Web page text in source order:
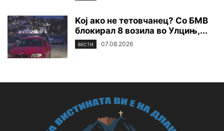
Koj ако не тетовчанец? Со БМВ
блокирал 8 возила во Улцињ,...
ВЕСТИ 07.08.2026